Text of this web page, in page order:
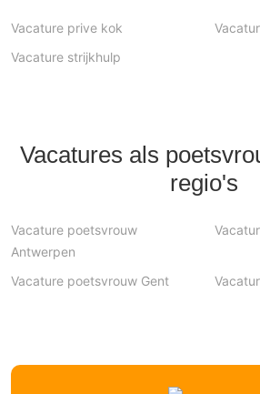
Vacature prive kok
Vacature strijkhulp
Vacatures als
regio's
Vacature poetsvrouw
Antwerpen
Vacature poetsvrouw Gent